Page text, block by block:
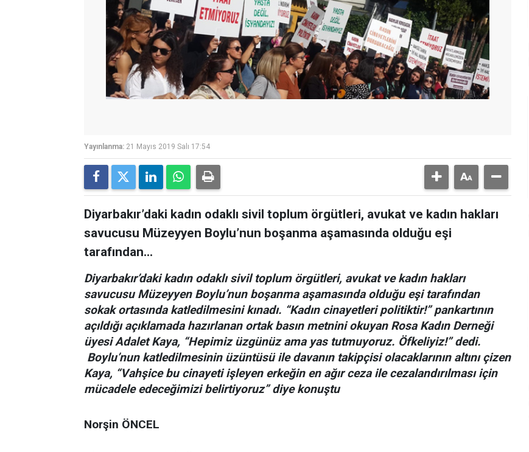
Yayınlanma: 21 Mayıs 2019 Salı 17:54
Diyarbakır’daki kadın odaklı sivil toplum örgütleri, avukat ve kadın hakları
savucusu Müzeyyen Boylu’nun boşanma aşamasında olduğu eşi
tarafından...
Diyarbakır’daki kadın odaklı sivil toplum örgütleri, avukat ve kadın hakları
savucusu Müzeyyen Boylu’nun boşanma aşamasında olduğu eşi tarafından
sokak ortasında katledilmesini kınadı. “Kadın cinayetleri politiktir!” pankartının
açıldığı açıklamada hazırlanan ortak basın metnini okuyan Rosa Kadın Derneği
üyesi Adalet Kaya, “Hepimiz üzgünüz ama yas tutmuyoruz. Öfkeliyiz!” dedi.
Boylu’nun katledilmesinin üzüntüsü ile davanın takipçisi olacaklarının altını çizen
Kaya, “Vahşice bu cinayeti işleyen erkeğin en ağır ceza ile cezalandırılması için
mücadele edeceğimizi belirtiyoruz” diye konuştu
Norşin ÖNCEL